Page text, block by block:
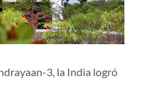
3, la India logró